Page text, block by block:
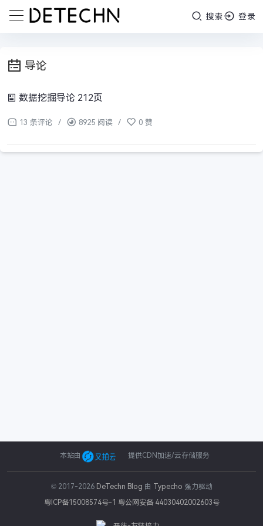
搜索 登录
导论
数据挖掘导论 212页
13 条评论 / 8925 阅读 / 0 赞
本站由 提供CDN加速/云存储服务
© 2017-2026 DeTechn Blog 由 Typecho 强力驱动
粤ICP备15008574号-1 粤公网安备 44030402002603号